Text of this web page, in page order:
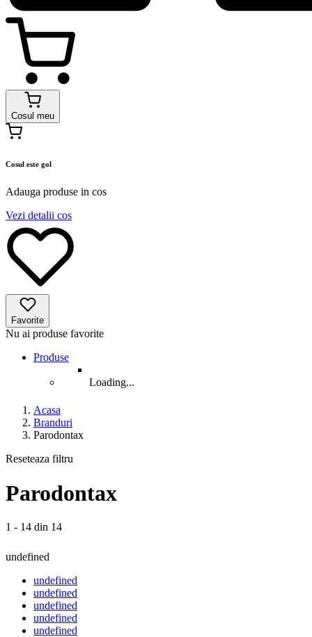
Cosul meu
Cosul este gol
Adauga produse in cos
Vezi detalii cos
Favorite
Nu ai produse favorite
Produse
Loading...
Acasa
Branduri
Parodontax
Reseteaza filtru
Parodontax
1 - 14 din 14
undefined
undefined
undefined
undefined
undefined
undefined